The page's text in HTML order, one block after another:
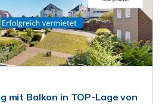
mit Balkon in TOP-Lage von